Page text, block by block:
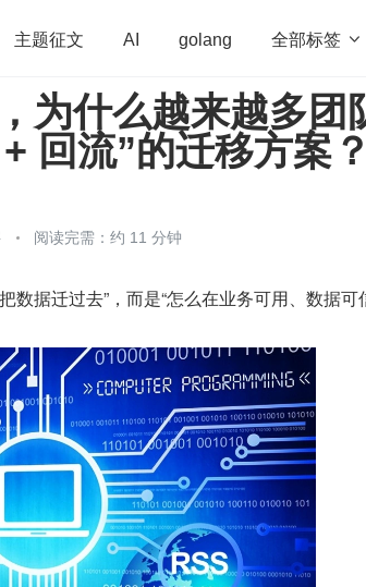
主题征文 AI golang 全部标签 
算法 学习方法 Web3.0 高
深度思考 低代码 redis
为什么越来越多团
回流”的迁移方案？
阅读完需：约 11 分钟
据迁过去”，而是“怎么在业务可用、数据可